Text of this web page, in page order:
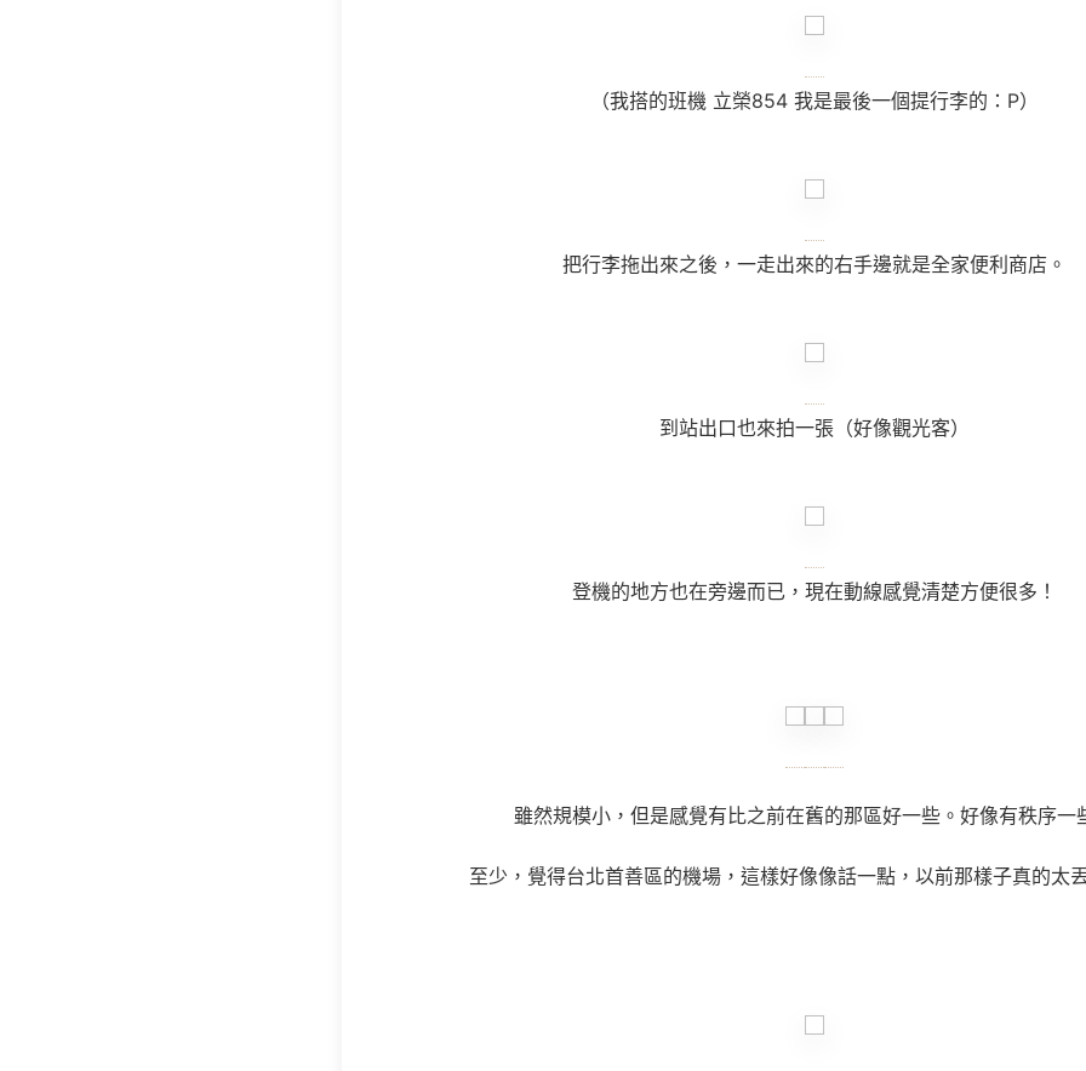
（我搭的班機 立榮854 我是最後一個提行李的：P）
把行李拖出來之後，一走出來的右手邊就是全家便利商店。
到站出口也來拍一張（好像觀光客）
登機的地方也在旁邊而已，現在動線感覺清楚方便很多！
雖然規模小，但是感覺有比之前在舊的那區好一些。好像有秩序一
至少，覺得台北首善區的機場，這樣好像像話一點，以前那樣子真的太